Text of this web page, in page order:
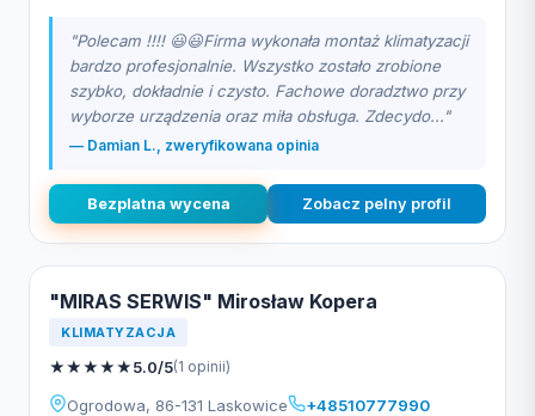
"Polecam !!!! 😃😃Firma wykonała montaż klimatyzacji
bardzo profesjonalnie. Wszystko zostało zrobione
szybko, dokładnie i czysto. Fachowe doradztwo przy
wyborze urządzenia oraz miła obsługa. Zdecydo..."
— Damian L., zweryfikowana opinia
Bezplatna wycena Zobacz pelny profil
"MIRAS SERWIS" Mirosław Kopera
KLIMATYZACJA
★★★★★5.0/5(1 opinii)
Ogrodowa, 86-131 Laskowice
+48510777990